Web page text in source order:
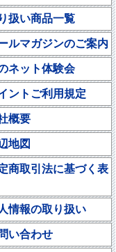
扱い商品一覧
ルマガジンのご案内
ネット体験会
ントご利用規定
概要
地図
商取引法に基づく表
情報の取り扱い
い合わせ